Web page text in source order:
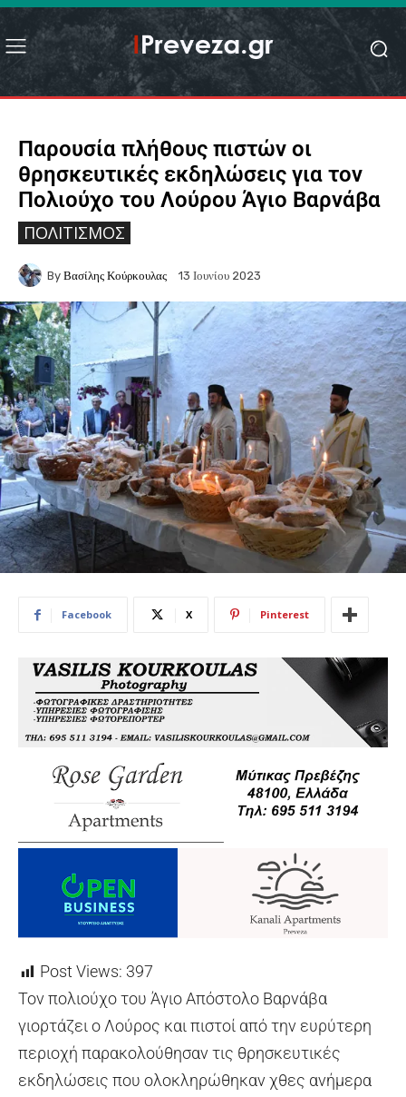
Παρουσία πλήθους πιστών οι
θρησκευτικές εκδηλώσεις για τον
Πολιούχο του Λούρου Άγιο Βαρνάβα
ΠΟΛΙΤΙΣΜΌΣ
By Βασίλης Κούρκουλας 13 Ιουνίου 2023
Facebook X Pinterest
Post Views: 397
Τον πολιούχο του Άγιο Απόστολο Βαρνάβα
γιορτάζει ο Λούρος και πιστοί από την ευρύτερη
περιοχή παρακολούθησαν τις θρησκευτικές
εκδηλώσεις που ολοκληρώθηκαν χθες ανήμερα